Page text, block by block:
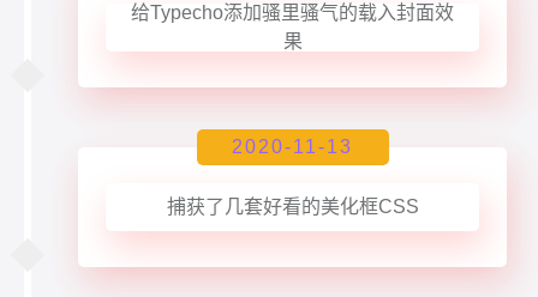
给Typecho添加骚里骚气的载入封面效
果
2020-11-13
捕获了几套好看的美化框CSS